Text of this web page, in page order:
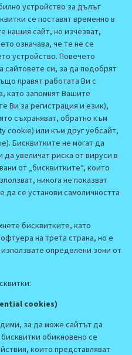
устройство за дълъг
се поставят временно в
нашия сайт, но изчезват,
означава, че те не се
устройство. Повечето
сайтовете си, за да подобрят
правят работата Ви с
като запомнят Вашите
Ви за регистрация и език),
съхраняват, обратно към
cookie) или към друг уебсайт,
Бисквитките не могат да
увеличат риска от вируси в
от „бисквитките“, които
никога не показват
се установи самоличността
бисквитките, като
на трета страна, но е
определени зони от
cookies)
за да може сайтът да
обикновено се
които представляват